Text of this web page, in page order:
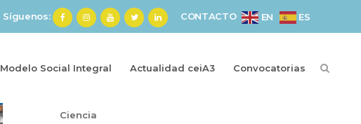
Síguenos: CONTACTO EN ES
Modelo Social Integral Actualidad ceiA3 Convocatorias
Ciencia